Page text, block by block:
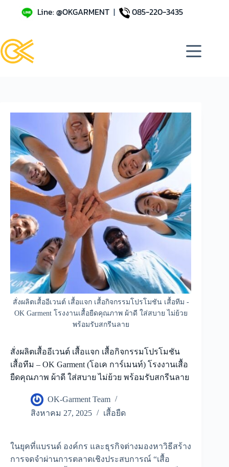
Line: @OKGARMENT| 085-220-3435
สั่งผลิตเสื้ออีเวนต์ เสื้อแจก เสื้อกิจกรรมโปรโมชัน เสื้อทีม -
OK Garment โรงงานเสื้อยืดคุณภาพ ผ้าดี ใส่สบาย ไม่ย้วย
พร้อมรับสกรีนลาย
สั่งผลิตเสื้ออีเวนต์ เสื้อแจก เสื้อกิจกรรมโปรโมชัน
เสื้อทีม – OK Garment (โอเค การ์เมนท์) โรงงานเสื้อ
ยืดคุณภาพ ผ้าดี ใส่สบาย ไม่ย้วย พร้อมรับสกรีนลาย
OK-Garment Team
สิงหาคม 27, 2025
เสื้อยืด
ในยุคที่แบรนด์ องค์กร และธุรกิจต่างมองหาวิธีสร้าง
การจดจำผ่านการตลาดเชิงประสบการณ์ “เสื้อ